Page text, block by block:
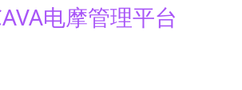
电摩管理平台